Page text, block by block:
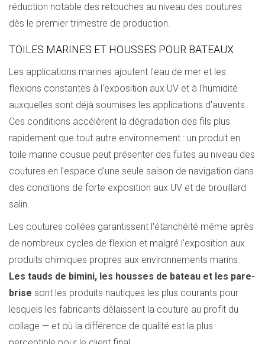
réduction notable des retouches au niveau des coutures
dès le premier trimestre de production.
TOILES MARINES ET HOUSSES POUR BATEAUX
Les applications marines ajoutent l'eau de mer et les
flexions constantes à l'exposition aux UV et à l'humidité
auxquelles sont déjà soumises les applications d'auvents.
Ces conditions accélèrent la dégradation des fils plus
rapidement que tout autre environnement : un produit en
toile marine cousue peut présenter des fuites au niveau des
coutures en l'espace d'une seule saison de navigation dans
des conditions de forte exposition aux UV et de brouillard
salin.
Les coutures collées garantissent l'étanchéité même après
de nombreux cycles de flexion et malgré l'exposition aux
produits chimiques propres aux environnements marins.
Les tauds de bimini, les housses de bateau et les pare-
brise sont les produits nautiques les plus courants pour
lesquels les fabricants délaissent la couture au profit du
collage — et où la différence de qualité est la plus